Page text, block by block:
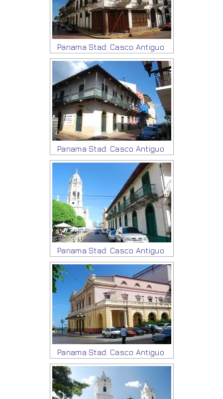
Panama Stad: Casco Antiguo
Panama Stad: Casco Antiguo
Panama Stad: Casco Antiguo
Panama Stad: Casco Antiguo